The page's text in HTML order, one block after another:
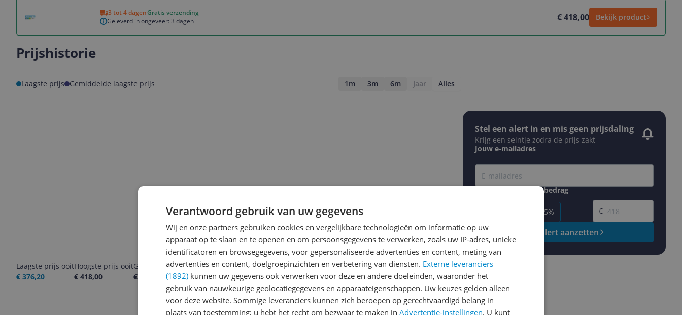
3 tot 4 dagenGratis verzending
Geleverd in ongeveer: 3 dagen
€ 418,00 Bekijk product
Prijshistorie
Laagste prijs Gemiddelde laagste prijs 1m 3m 6m Jaar Alles
Laagste prijs ooit
€ 376,20
Hoogste prijs ooit
€ 418,00
Goedkoopste nu
€ 415,80
Laatste prijsupdate
06-08-2026
Stel een alert in en mis geen prijsdaling
Krijg een seintje zodra de prijs zakt
Jouw e-mailadres
Gewenste daling of bedrag
-15%
Gewenste prijs
€
Prijsalert aanzetten
Verantwoord gebruik van uw gegevens
Wij en onze partners gebruiken cookies en vergelijkbare technologieën om informatie op uw
apparaat op te slaan en te openen en om persoonsgegevens te verwerken, zoals uw IP-adres, unieke
identificatoren en browsegegevens, voor gepersonaliseerde advertenties en content, meting van
advertenties en content, doelgroepinzichten en verbetering van diensten. Externe leveranciers
(1892) kunnen uw gegevens ook verwerken voor deze en andere doeleinden, waaronder het
gebruik van nauwkeurige geolocatiegegevens en apparaateigenschappen. Uw keuzes gelden alleen
voor deze website. Sommige leveranciers kunnen zich beroepen op gerechtvaardigd belang in
plaats van toestemming; u hebt het recht om bezwaar te maken in Advertentie-instellingen. U kunt